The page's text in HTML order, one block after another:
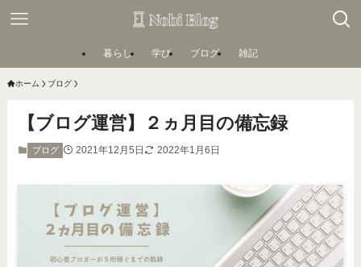
暮らし 学び ブログ 雑記
ホーム ブログ
【ブログ運営】２ヵ月目の備忘録
ブログ 2021年12月5日 2022年1月6日